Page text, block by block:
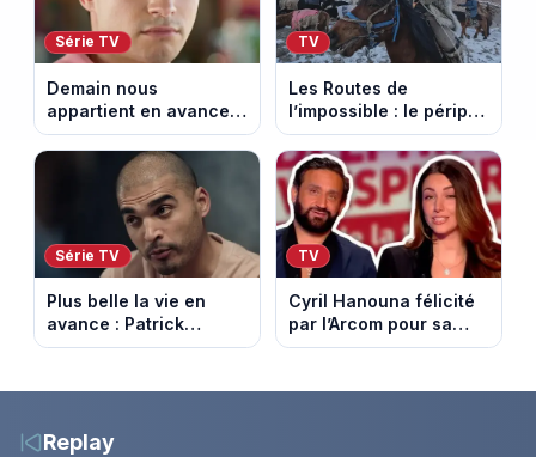
Série TV
Demain nous
appartient en avance:
Samuel perd le
contrôle. Episode du 10
août 2026.
TV
Les Routes de
l’impossible : le périple
glacial d’une famille
nomade en Mongolie
Série TV
Plus belle la vie en
avance : Patrick
Nebout est-il mort ?
2026 (spoiler)
TV
Cyril Hanouna félicité
par l’Arcom pour sa
maîtrise de l’antenne
Delphine Wespiser sur
Replay